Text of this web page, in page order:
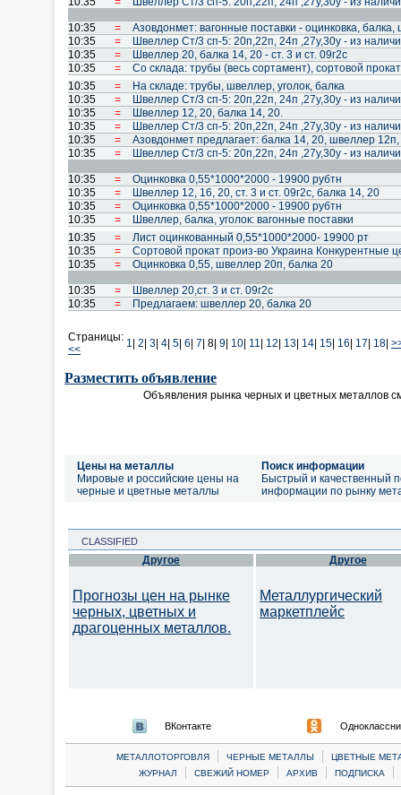
10:35 =
Азовдонмет: вагонные поставки - оцинковка, балка,
10:35
=
Швеллер Cт/3 cп-5: 20п,22п, 24п ,27у,30у - из
10:35
=
Швеллер 20, балка 14, 20 - ст. 3 и ст. 09г2с
10:35
=
Со склада: трубы (весь сортамент), сортовой
10:35
=
На складе: трубы, швеллер, уголок, балка
10:35
=
Швеллер Cт/3 cп-5: 20п,22п, 24п ,27у,30у - из
10:35
=
Швеллер 12, 20, балка 14, 20.
10:35
=
Швеллер Cт/3 cп-5: 20п,22п, 24п ,27у,30у - из
10:35
=
Азовдонмет предлагает: балка 14, 20, швеллер
10:35
= Швеллер Cт/3 cп-5: 20п,22п, 24п ,27у,30у - из
10:35 =
Оцинковка 0,55*1000*2000 - 19900 рубтн
10:35
=
Швеллер 12, 16, 20, ст. 3 и ст. 09г2с, балка 14, 20
10:35
=
Оцинковка 0,55*1000*2000 - 19900 рубтн
10:35
=
Швеллер, балка, уголок: вагонные поставки
10:35
=
Лист оцинкованный 0,55*1000*2000- 19900 рт
10:35
=
Сортовой прокат произ-во Украина Конкурентные
10:35
= Оцинковка 0,55, швеллер 20п, балка 20
10:35 =
Швеллер 20,ст. 3 и ст. 09г2с
10:35
= Предлагаем: швеллер 20, балка 20
Страницы:
<<
1 2 3 4 5 6 7 8| 9 10 11 12 13 14 15 16 17 18
Разместить объявление
Объявления рынка черных и цветных металлов
Цены на металлы
Мировые и российские цены на
черные и цветные металлы
Поиск информации
Быстрый и качественный
информации по рынку
CLASSIFIED
Другое
Прогнозы цен на рынке
черных, цветных и
драгоценных металлов.
Другое
Металлургический
маркетплейс
ВКонтакте
МЕТАЛЛОТОРГОВЛЯ | ЧЕРНЫЕ МЕТАЛЛЫ |
ЦВЕТНЫЕ
ЖУРНАЛ
| СВЕЖИЙ НОМЕР | АРХИВ | ПОДПИСКА |